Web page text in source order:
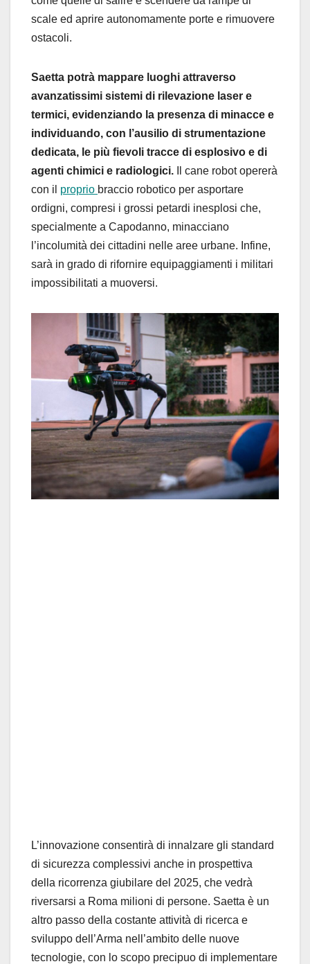
scal e ed aprire autonomamente porte e rimuovere
ostacoli.
Saetta potrà mappare luoghi attraverso
avanzatissimi sistemi di rilevazione laser e
termici, evidenziando la presenza di minacce e
individuando, con l’ausilio di strumentazione
dedicata, le più fievoli tracce di esplosivo e d i
agenti chimici e radiologici. Il cane robot opererà
con il proprio braccio robotico per asportare
ordigni, compresi i grossi petardi inesplosi che,
specialmente a Capodanno, minacciano
l’incolumità dei cittadini nelle aree urbane. Infine,
sarà in grado di rifornire equipaggiamenti i militari
impossibilitati a muoversi.
L’innovazione consentirà di innalzare gli standard
di sicurezza complessivi anche in prospettiva
della ricorrenza giubilare del 2025, che vedrà
riversarsi a Roma milioni di persone. Saetta è un
altro passo della costante attività di ricerca e
sviluppo del l’Arma nell’ambito delle nuove
tecnologie, con lo scopo precipuo di implementare